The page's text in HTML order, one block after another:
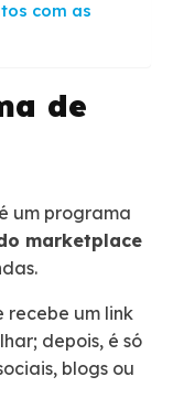
com as
de
um programa
marketplace
recebe um link
depois, é só
blogs ou